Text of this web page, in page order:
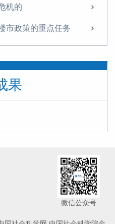
机的
市政策的重点任务
【NIFD季报】政策刺激促股市回升 重组概念股波动加大——2024年度股票市场
点及对策
业发展？
【NIFD季报】股市走势分化 新规则引领股市凤凰涅槃——2024Q2股票市场
金的虹吸效应
果
微信公众号